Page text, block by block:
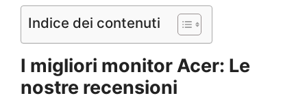
Indice dei contenuti
I migliori monitor Acer: Le
nostre recensioni